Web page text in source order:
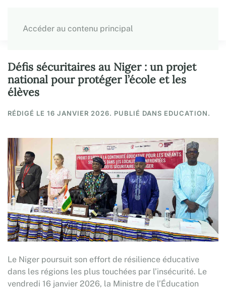
Accéder au contenu principal
Défis sécuritaires au Niger : un projet
national pour protéger l’école et les
élèves
RÉDIGÉ LE 16 JANVIER 2026. PUBLIÉ DANS EDUCATION.
Le Niger poursuit son effort de résilience éducative
dans les régions les plus touchées par l’insécurité. Le
vendredi 16 janvier 2026, la Ministre de l’Éducation